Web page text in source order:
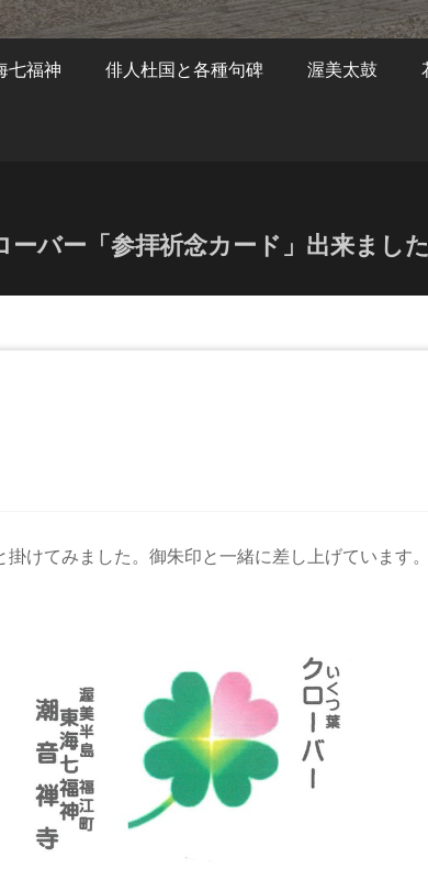
七福神 俳人杜国と各種句碑 渥美太鼓
バー「参拝祈念カード」出来ました
掛けてみました。御朱印と一緒に差し上げています